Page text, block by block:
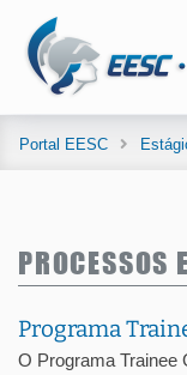
Portal EESC
PROCESSOS
Programa
O Programa Trainee